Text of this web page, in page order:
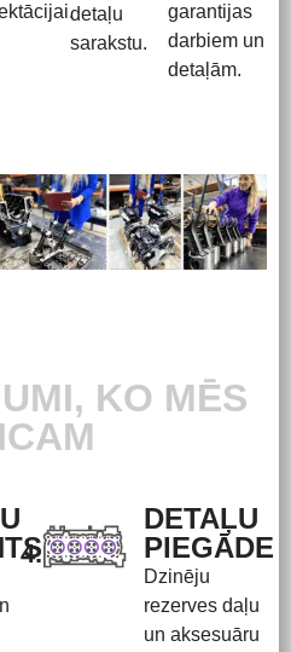
detaļu
sarakstu.
garantijas
darbiem un
detaļām.
KO MĒS
4.
DETAĻU
PIEGĀDE
Dzinēju
rezerves daļu
un aksesuāru